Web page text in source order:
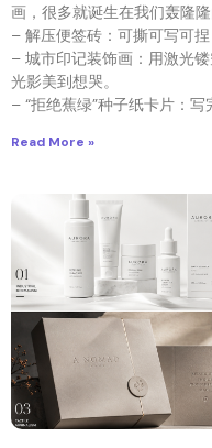
画，很多就诞生在我们轰隆隆
– 解压便签砖：可撕可写可捏
– 城市印记装饰画：用激光
光影美到想哭。
– “拒绝蕉绿”种子纸卡片：写
Read More »